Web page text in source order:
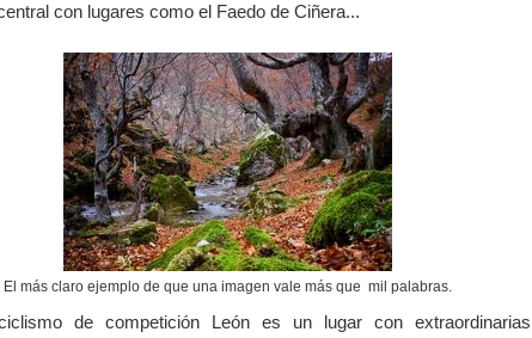
con lugares como el Faedo de Ciñera...
El más claro ejemplo de que una imagen vale más que mil palabras.
de competición León es un lugar con extraordinarias